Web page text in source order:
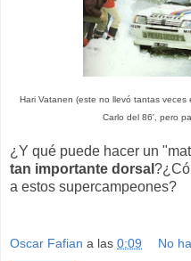
Hari Vatanen (este no llevó tantas
Carlo del 86', pero
¿Y qué puede hacer un
tan importante dorsal
a estos supercampeones?
Oscar Fafian a las 0:09 No